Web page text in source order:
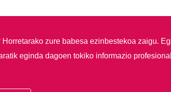
Horretarako zure babesa ezinbestekoa zaigu.
eginda dagoen tokiko informazio